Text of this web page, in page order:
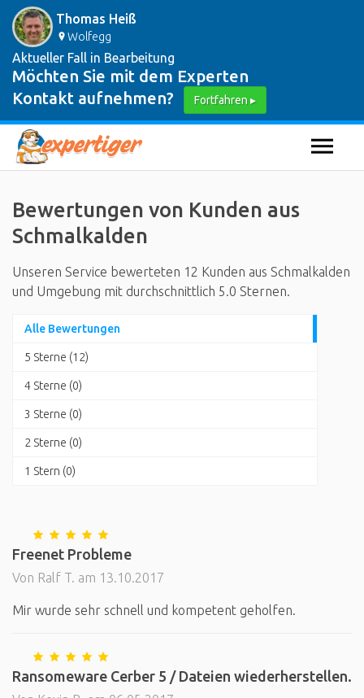
Thomas Heiß
Wolfegg
Aktueller Fall in Bearbeitung
Möchten Sie mit dem Experten
Kontakt aufnehmen?
Fortfahren ▸
Bewertungen von Kunden aus
Schmalkalden
Unseren Service bewerteten 12 Kunden aus Schmalkalden
und Umgebung mit durchschnittlich 5.0 Sternen.
Alle Bewertungen
5 Sterne (12)
4 Sterne (0)
3 Sterne (0)
2 Sterne (0)
1 Stern (0)
Freenet Probleme
Von Ralf T. am 13.10.2017
Mir wurde sehr schnell und kompetent geholfen.
Ransomeware Cerber 5 / Dateien wiederherstellen.